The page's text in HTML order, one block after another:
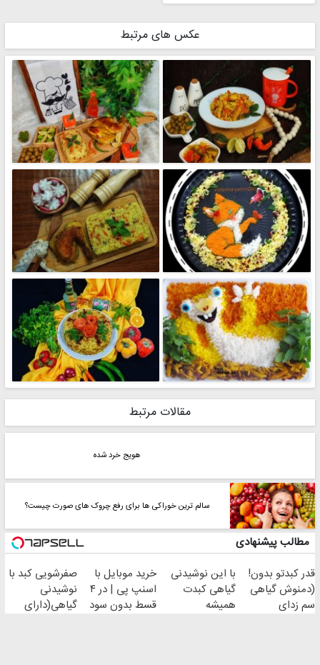
عکس های مرتبط
مقالات مرتبط
هویج خرد شده
سالم ترین خوراکی ها برای رفع چروک های صورت چیست؟
مطالب پیشنهادی
قدر کبدتو بدون!
(دمنوش گیاهی
سم زدای
با این نوشیدنی
گیاهی کبدت
همیشه
خرید موبایل با
اسنپ پی | در ۴
قسط بدون سود
صفرشویی کبد با
نوشیدنی
گیاهی(دارای